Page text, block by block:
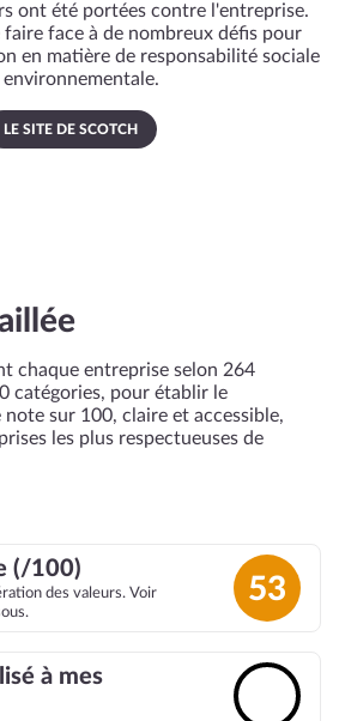
ont été portées contre l'entreprise.
face à de nombreux défis pour
en matière de responsabilité sociale
LE SITE DE SCOTCH
chaque entreprise selon 264
catégories, pour établir le
sur 100, claire et accessible,
les plus respectueuses de
(/100)
des valeurs. Voir
53
à mes